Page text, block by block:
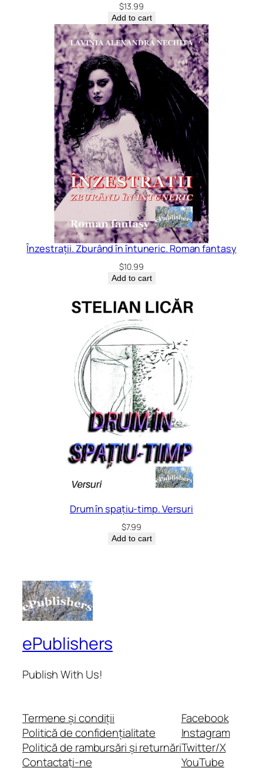
$13.99
Add to cart
Înzestrații. Zburând în întuneric. Roman fantasy
$10.99
Add to cart
Drum în spațiu-timp. Versuri
$7.99
Add to cart
ePublishers
Publish With Us!
Termene și condiții
Politică de confidențialitate
Politică de rambursări și returnări
Contactați-ne
Facebook
Instagram
Twitter/X
YouTube